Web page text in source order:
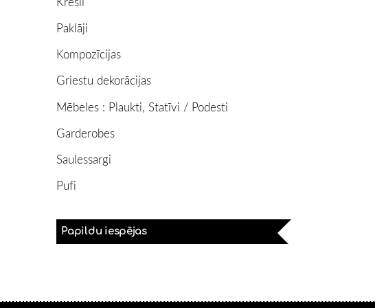
Paklāji
Kompozīcijas
Griestu dekorācijas
Mēbeles : Plaukti, Statīvi / Podesti
Garderobes
Saulessargi
Pufi
Papildu iespējas